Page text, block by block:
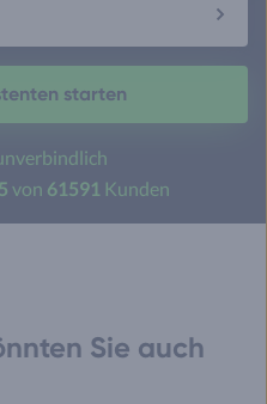
starten
5 von 61591 Kunden
Sie auch